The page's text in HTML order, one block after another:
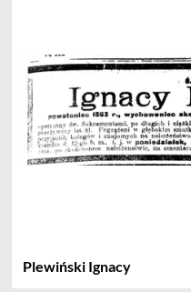
Plewiński Ignacy